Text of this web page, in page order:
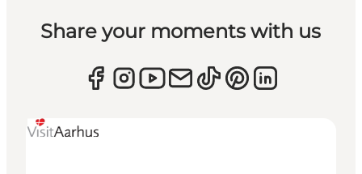
Share your moments with us